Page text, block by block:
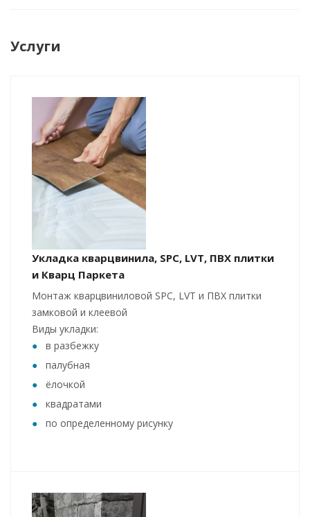
Услуги
Укладка кварцвинила, SPC, LVT, ПВХ плитки
и Кварц Паркета
Монтаж кварцвиниловой SPC, LVT и ПВХ плитки
замковой и клеевой
Виды укладки:
в разбежку
палубная
ёлочкой
квадратами
по определенному рисунку